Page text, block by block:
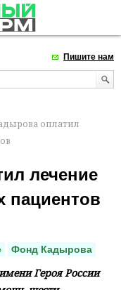
Пишите нам
оплатил
лечение
пациентов
Фонд Кадырова
Героя России